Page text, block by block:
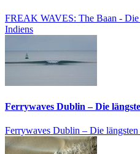
FREAK WAVES: The Baan - Die
Indiens
Ferrywaves Dublin – Die
Ferrywaves Dublin – Die